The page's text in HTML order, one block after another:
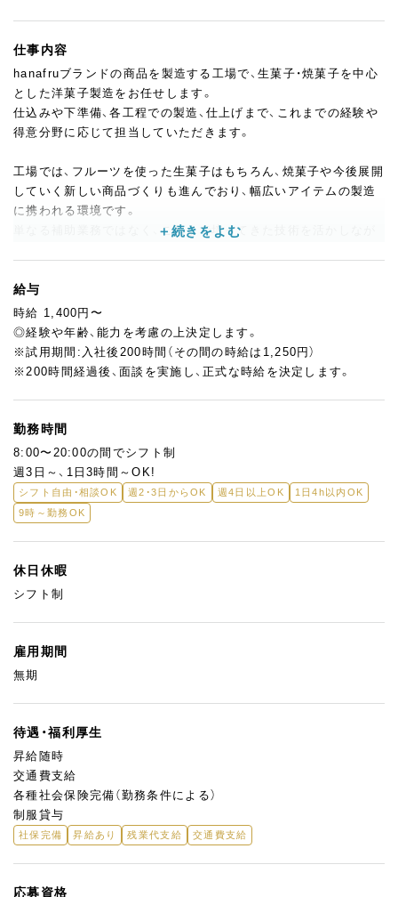
仕事内容
hanafruブランドの商品を製造する工場で、生菓子・焼菓子を中心
とした洋菓子製造をお任せします。
仕込みや下準備、各工程での製造、仕上げまで、これまでの経験や
得意分野に応じて担当していただきます。
工場では、フルーツを使った生菓子はもちろん、焼菓子や今後展開
していく新しい商品づくりも進んでおり、幅広いアイテムの製造
に携われる環境です。
単なる補助業務ではなく、これまで培ってきた技術を活かしなが
経験豊富な方には、作業の正確さやスピードだけでなく、周囲との
連携や現場全体を見ながら動く役割も期待しています。
週3日・1日3時間から相談可能なため、これまでの経験を活かしな
がら、家庭や他のお仕事と両立して働きたい方にもぴったりで
たい方を歓迎します。
給与
時給 1,400円〜
◎経験や年齢、能力を考慮の上決定します。
※試用期間:入社後200時間（その間の時給は1,250円）
※200時間経過後、面談を実施し、正式な時給を決定します。
勤務時間
8:00〜20:00の間でシフト制
週3日～、1日3時間～OK!
シフト自由・相談OK 週2・3日からOK 週4日以上OK
1日4h以内OK
9時～勤務OK
休日休暇
シフト制
雇用期間
無期
待遇・福利厚生
昇給随時
交通費支給
各種社会保険完備（勤務条件による）
制服貸与
社保完備 昇給あり 残業代支給 交通費支給
応募資格